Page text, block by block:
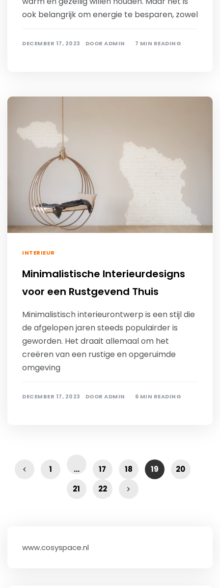
ook belangrijk om energie te besparen, zowel
DECEMBER 17, 2023 DOOR ADMIN 7 MIN READING
INTERIEUR
Minimalistische Interieurdesigns
voor een Rustgevend Thuis
Minimalistisch interieurontwerp is een stijl die
de afgelopen jaren steeds populairder is
geworden. Het draait allemaal om het
creëren van een rustige en opgeruimde
omgeving
DECEMBER 17, 2023 DOOR ADMIN 6 MIN READING
1 … 17 18 19
20
21
22
www.cosyspace.nl